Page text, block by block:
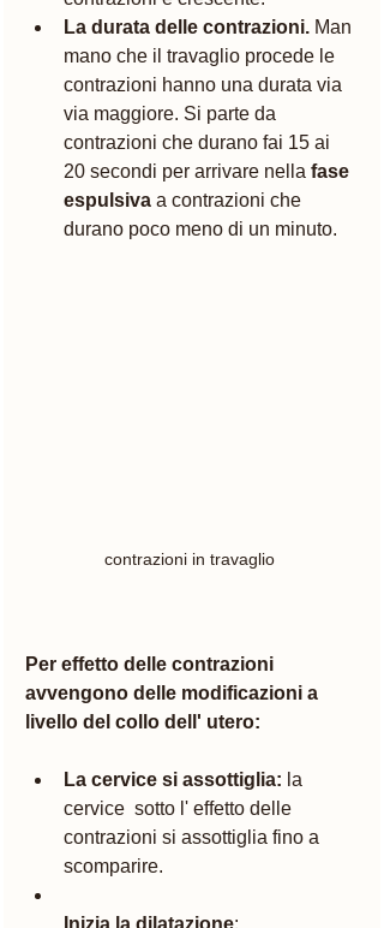
La durata delle contrazioni. Man
mano che il travaglio procede le
contrazioni hanno una durata via
via maggiore. Si parte da
contrazioni che durano fai 15 ai
20 secondi per arrivare nella fase
espulsiva a contrazioni che
durano poco meno di un minuto.
contrazioni in travaglio
Per effetto delle contrazioni
avvengono delle modificazioni a
livello del collo dell' utero:
La cervice si assottiglia: la
cervice  sotto l' effetto delle
contrazioni si assottiglia fino a
scomparire.